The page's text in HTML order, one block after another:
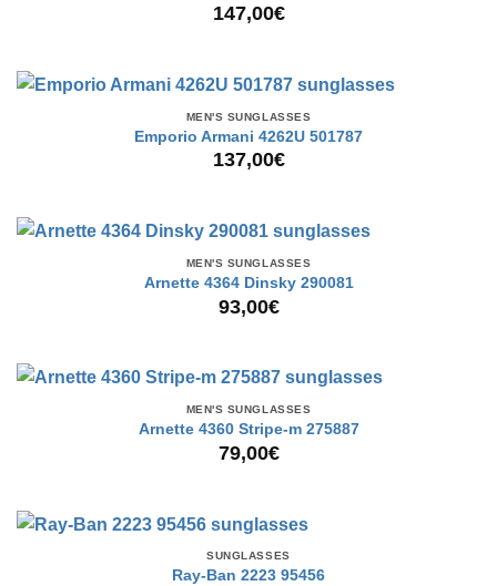
147,00€
MEN'S SUNGLASSES
Emporio Armani 4262U 501787
137,00€
MEN'S SUNGLASSES
Arnette 4364 Dinsky 290081
93,00€
MEN'S SUNGLASSES
Arnette 4360 Stripe-m 275887
79,00€
SUNGLASSES
Ray-Ban 2223 95456